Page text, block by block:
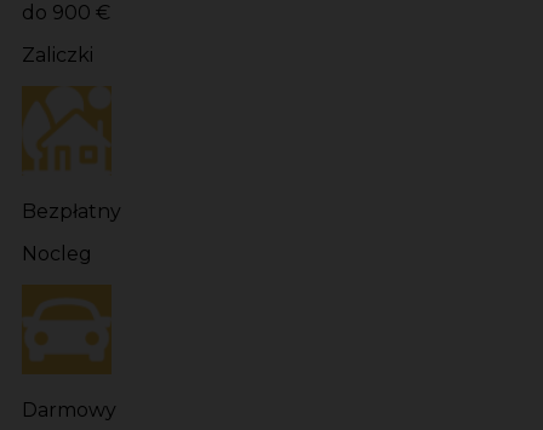
do 900 €
Zaliczki
Bezpłatny
Nocleg
Darmowy